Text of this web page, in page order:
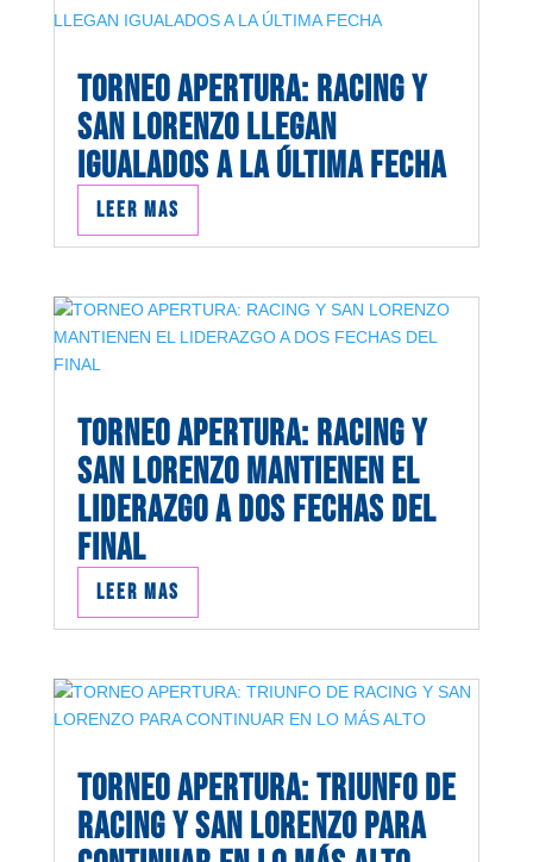
TORNEO APERTURA: RACING Y
SAN LORENZO LLEGAN
IGUALADOS A LA ÚLTIMA FECHA
Leer mas
TORNEO APERTURA: RACING Y
SAN LORENZO MANTIENEN EL
LIDERAZGO A DOS FECHAS DEL
FINAL
Leer mas
TORNEO APERTURA: TRIUNFO DE
RACING Y SAN LORENZO PARA